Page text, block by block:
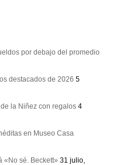
por debajo del promedio
destacados de 2026 5
la Niñez con regalos 4
en Museo Casa
«No sé. Beckett» 31 julio,